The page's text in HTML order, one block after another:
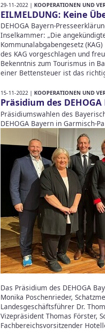
29-11-2022 | KOOPERATIONEN UND
EILMELDUNG: Keine
DEHOGA Bayern-
Inselkammer: „Die
Kommunalabgabengesetz
des KAG vorgeschlagen und
Bekenntnis zum Tourismus in
einer Bettensteuer ist das
15-11-2022 | KOOPERATIONEN UND
Präsidium des
Präsidiumswahlen des
DEHOGA Bayern in Garmisch-
Das Präsidium des DEHOGA
Monika Poschenrieder,
Landesgeschäftsführer Dr.
Vizepräsident Thomas Förster,
Fachbereichsvorsitzender